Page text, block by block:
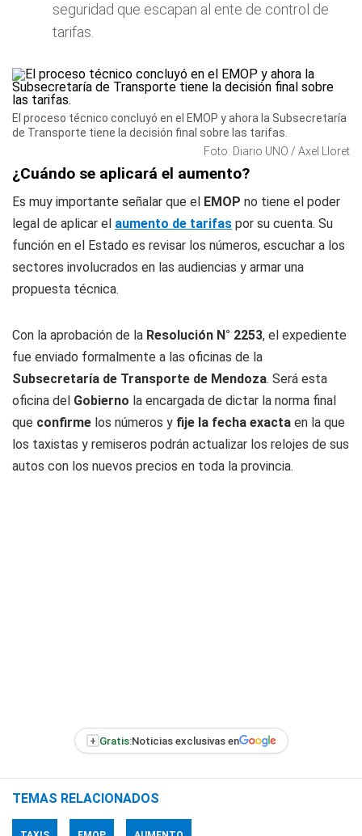
seguridad que escapan al ente de control de
tarifas.
El proceso técnico concluyó en el EMOP y ahora la Subsecretaría
de Transporte tiene la decisión final sobre las tarifas.
Foto: Diario UNO / Axel Lloret
¿Cuándo se aplicará el aumento?
Es muy importante señalar que el EMOP no tiene el poder
legal de aplicar el aumento de tarifas por su cuenta. Su
función en el Estado es revisar los números, escuchar a los
sectores involucrados en las audiencias y armar una
propuesta técnica.
Con la aprobación de la Resolución N° 2253, el expediente
fue enviado formalmente a las oficinas de la
Subsecretaría de Transporte de Mendoza. Será esta
oficina del Gobierno la encargada de dictar la norma final
que confirme los números y fije la fecha exacta en la que
los taxistas y remiseros podrán actualizar los relojes de sus
autos con los nuevos precios en toda la provincia.
+ Gratis:Noticias exclusivas en
TEMAS RELACIONADOS